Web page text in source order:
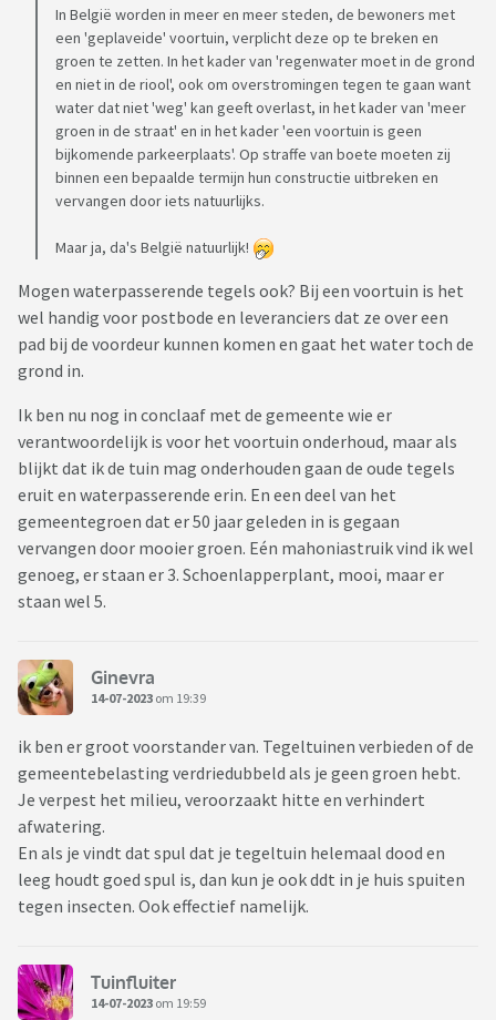
In België worden in meer en meer steden, de bewoners met
een 'geplaveide' voortuin, verplicht deze op te breken en
groen te zetten. In het kader van 'regenwater moet in de grond
en niet in de riool', ook om overstromingen tegen te gaan want
water dat niet 'weg' kan geeft overlast, in het kader van 'meer
groen in de straat' en in het kader 'een voortuin is geen
bijkomende parkeerplaats'. Op straffe van boete moeten zij
binnen een bepaalde termijn hun constructie uitbreken en
vervangen door iets natuurlijks.
Maar ja, da's België natuurlijk!
Mogen waterpasserende tegels ook? Bij een voortuin is het
wel handig voor postbode en leveranciers dat ze over een
pad bij de voordeur kunnen komen en gaat het water toch de
grond in.
Ik ben nu nog in conclaaf met de gemeente wie er
verantwoordelijk is voor het voortuin onderhoud, maar als
blijkt dat ik de tuin mag onderhouden gaan de oude tegels
eruit en waterpasserende erin. En een deel van het
gemeentegroen dat er 50 jaar geleden in is gegaan
vervangen door mooier groen. Eén mahoniastruik vind ik wel
genoeg, er staan er 3. Schoenlapperplant, mooi, maar er
staan wel 5.
Ginevra
14-07-2023 om 19:39
ik ben er groot voorstander van. Tegeltuinen verbieden of de
gemeentebelasting verdriedubbeld als je geen groen hebt.
Je verpest het milieu, veroorzaakt hitte en verhindert
afwatering.
En als je vindt dat spul dat je tegeltuin helemaal dood en
leeg houdt goed spul is, dan kun je ook ddt in je huis spuiten
tegen insecten. Ook effectief namelijk.
Tuinfluiter
14-07-2023 om 19:59